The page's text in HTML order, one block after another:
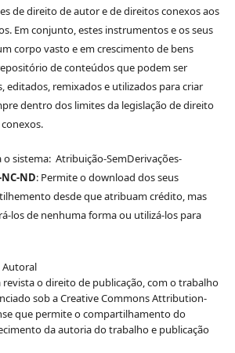
de direito de autor e de direitos conexos aos
Em conjunto, estes instrumentos e os seus
corpo vasto e em crescimento de bens
de conteúdos que podem ser
editados, remixados e utilizados para criar
dentro dos limites da legislação de direito
o sistema: Atribuição-SemDerivações-
NC-ND: Permite o download dos seus
desde que atribuam crédito, mas
los de nenhuma forma ou utilizá-los para
Autoral
revista o direito de publicação, com o trabalho
sob a Creative Commons Attribution-
que permite o compartilhamento do
da autoria do trabalho e publicação